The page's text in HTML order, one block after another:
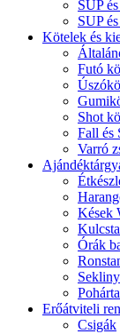
SUP
SUP
Kötelek és
Futó
Shot
Fall és
Varró
Kések
Órák
Erőátviteli
Csigák